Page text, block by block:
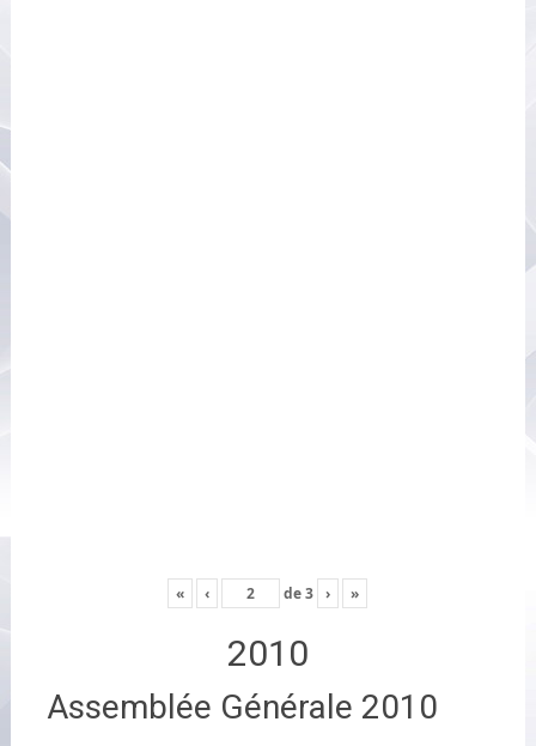
« ‹ de3 › »
2010
Assemblée Générale 2010